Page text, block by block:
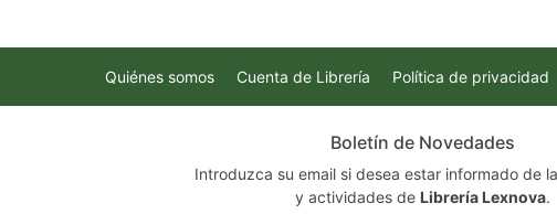
Quiénes somos Cuenta de Librería Política de privacidad
Boletín de Novedades
Introduzca su email si desea estar informado de
y actividades de Librería Lexnova.